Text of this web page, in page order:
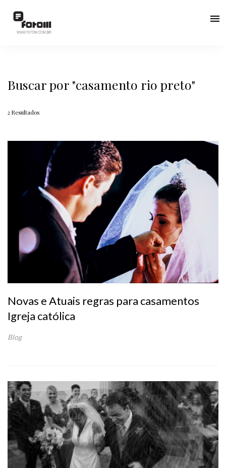
menu
Buscar por "casamento rio preto"
2 Resultados
Novas e Atuais regras para casamentos
Igreja católica
Blog